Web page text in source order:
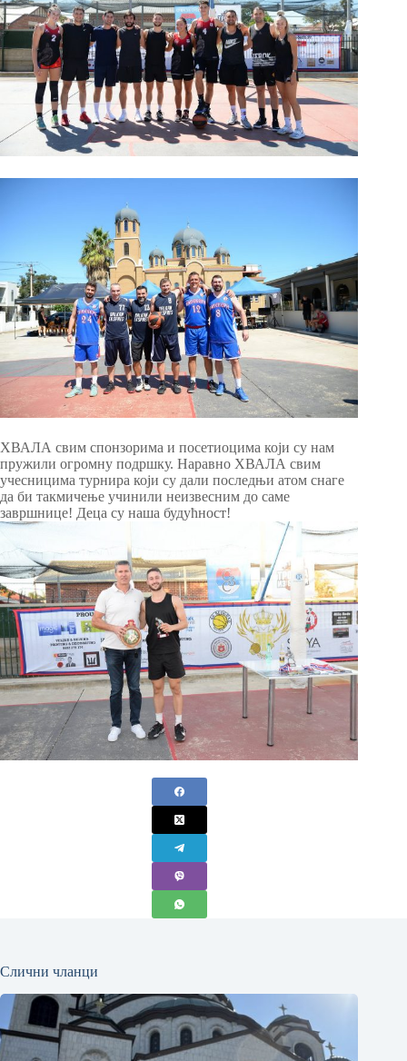
ХВАЛА свим спонзорима и посетиоцима који су нам
пружили огромну подршку. Наравно ХВАЛА свим
учесницима турнира који су дали последњи атом снаге
да би такмичење учинили неизвесним до саме
завршнице! Деца су наша будућност!
Слични чланци